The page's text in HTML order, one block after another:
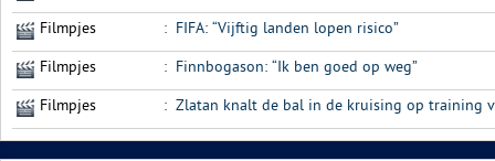
Filmpjes : FIFA: “Vijftig landen lopen risico”
Filmpjes : Finnbogason: “Ik ben goed op weg”
Filmpjes : Zlatan knalt de bal in de kruising op training